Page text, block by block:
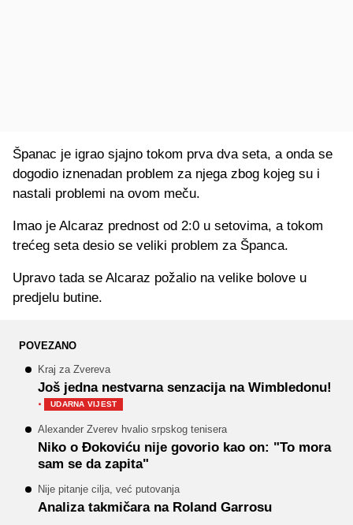
Španac je igrao sjajno tokom prva dva seta, a onda se
dogodio iznenadan problem za njega zbog kojeg su i
nastali problemi na ovom meču.
Imao je Alcaraz prednost od 2:0 u setovima, a tokom
trećeg seta desio se veliki problem za Španca.
Upravo tada se Alcaraz požalio na velike bolove u
predjelu butine.
POVEZANO
Kraj za Zvereva
Još jedna nestvarna senzacija na Wimbledonu!
· UDARNA VIJEST
Alexander Zverev hvalio srpskog tenisera
Niko o Đokoviću nije govorio kao on: "To mora
sam se da zapita"
Nije pitanje cilja, već putovanja
Analiza takmičara na Roland Garrosu